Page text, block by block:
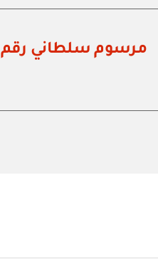
مرسوم سلطاني رقم ٧٤ / ٢٠٠١ بإنشاء مجلس الاعتماد